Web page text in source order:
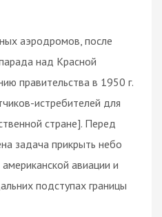
аэродромов, после
над Красной
правительства в 1950 г.
истребителей для
стране]. Перед
задача прикрыть небо
авиации и
подступах границы